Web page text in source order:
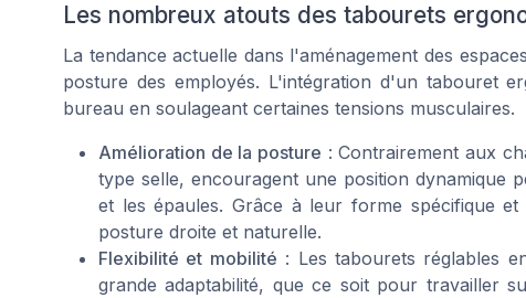
Les nombreux atouts des tabourets
La tendance actuelle dans l'aménagement des
posture des employés. L'intégration d'un tabouret
bureau en soulageant certaines tensions musculaires.
Amélioration de la posture : Contrairement aux
type selle, encouragent une position dynamique
et les épaules. Grâce à leur forme spécifique
posture droite et naturelle.
Flexibilité et mobilité : Les tabourets réglables
grande adaptabilité, que ce soit pour travailler